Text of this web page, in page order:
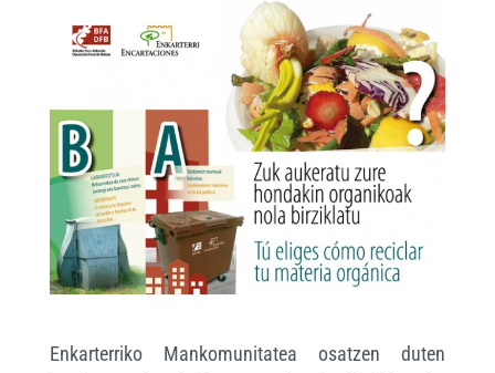
Enkarterriko Mankomunitatea osatzen duten